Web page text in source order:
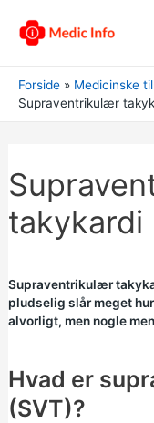
Forside
Medicinske
Supraventrikulær
takykardi
Supraventrikulær
pludselig slår meget
alvorligt, men nogle
Hvad er
(SVT)?